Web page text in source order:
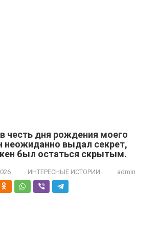
честь дня рождения моего
выдал секрет,
был остаться скрытым.
ИНТЕРЕСНЫЕ ИСТОРИИ admin